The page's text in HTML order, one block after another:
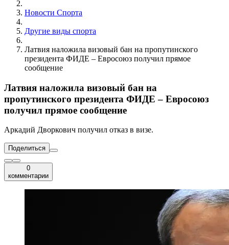
Новости Cпорта
Другие виды спорта
Латвия наложила визовый бан на пропутинского
президента ФИДЕ – Евросоюз получил прямое
сообщение
Латвия наложила визовый бан на
пропутинского президента ФИДЕ – Евросоюз
получил прямое сообщение
Аркадий Дворкович получил отказ в визе.
Поделиться
0
комментарии